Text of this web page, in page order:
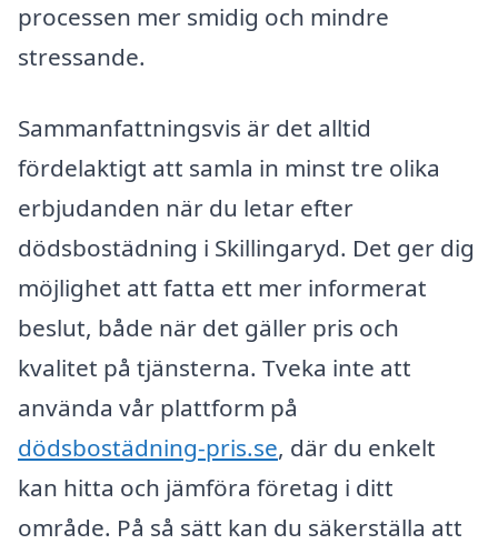
processen mer smidig och mindre
stressande.
Sammanfattningsvis är det alltid
fördelaktigt att samla in minst tre olika
erbjudanden när du letar efter
dödsbostädning i Skillingaryd. Det ger dig
möjlighet att fatta ett mer informerat
beslut, både när det gäller pris och
kvalitet på tjänsterna. Tveka inte att
använda vår plattform på
dödsbostädning-pris.se, där du enkelt
kan hitta och jämföra företag i ditt
område. På så sätt kan du säkerställa att